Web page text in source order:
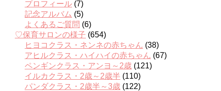
プロフィール (7)
記念アルバム (5)
よくあるご質問 (6)
♡保育サロンの様子 (654)
ヒヨコクラス・ネンネの赤ちゃん (38)
アヒルクラス・ハイハイの赤ちゃん (67)
ペンギンクラス・アンヨ～2歳 (121)
イルカクラス・2歳～2歳半 (110)
パンダクラス・2歳半～3歳 (122)